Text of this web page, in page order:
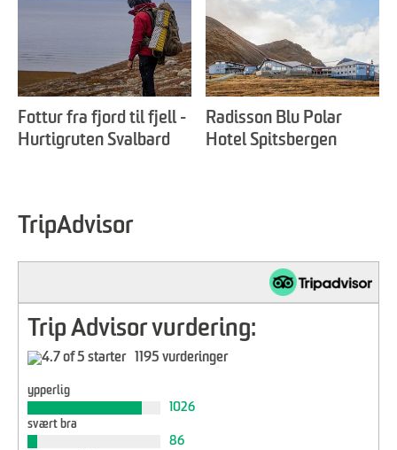
Fottur fra fjord til fjell -
Hurtigruten Svalbard
Radisson Blu Polar
Hotel Spitsbergen
TripAdvisor
Trip Advisor vurdering:
1195 vurderinger
ypperlig
1026
svært bra
86